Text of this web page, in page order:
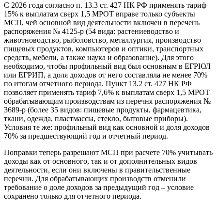
С 2026 года согласно п. 13.3 ст. 427 НК РФ применять тариф
15% к выплатам сверх 1,5 МРОТ вправе только субъекты
МСП, чей основной вид деятельности включен в перечень
распоряжения № 4125-р (54 вида: растениеводство и
животноводство, рыболовство, металлургия, производство
пищевых продуктов, компьютеров и оптики, транспортных
средств, мебели, а также наука и образование). Для этого
необходимо, чтобы профильный вид был основным в ЕГРЮЛ
или ЕГРИП, а доля доходов от него составляла не менее 70%
по итогам отчетного периода. Пункт 13.2 ст. 427 НК РФ
позволяет применять тариф 7,6% к выплатам сверх 1,5 МРОТ
обрабатывающим производствам из перечня распоряжения №
3689-р (более 35 видов: пищевые продукты, фармацевтика,
ткани, одежда, пластмассы, стекло, бытовые приборы).
Условия те же: профильный вид как основной и доля доходов
70% за предшествующий год и отчетный период.
Поправки теперь разрешают МСП при расчете 70% учитывать
доходы как от основного, так и от дополнительных видов
деятельности, если они включены в правительственные
перечни. Для обрабатывающих производств отменили
требование о доле доходов за предыдущий год – условие
сохранено только для отчетного периода.